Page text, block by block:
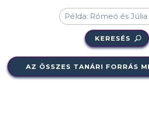
KERESÉS
AZ ÖSSZES TANÁRI FORRÁS